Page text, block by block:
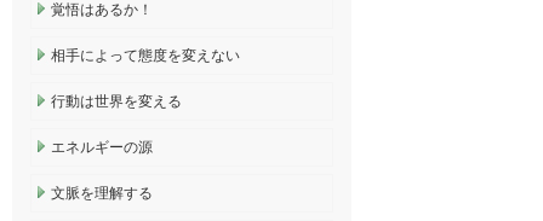
覚悟はあるか！
相手によって態度を変えない
行動は世界を変える
エネルギーの源
文脈を理解する